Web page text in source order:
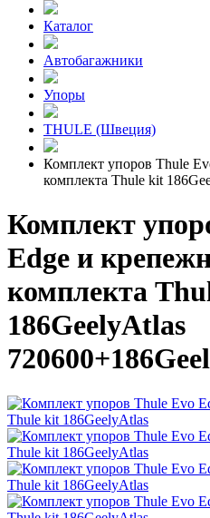
Каталог
Автобагажники
Упоры
THULE (Швеция)
Комплект упоров Thule
комплекта Thule kit
Комплект
Edge и
комплекта
186GeelyAtlas